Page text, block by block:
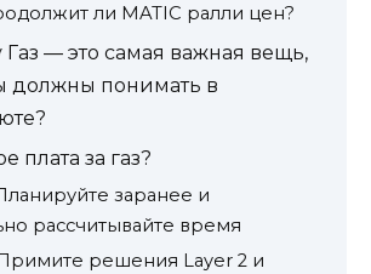
ли MATIC ралли цен?
— это самая важная вещь,
должны понимать в
плата за газ?
заранее и
рассчитывайте время
решения Layer 2 и